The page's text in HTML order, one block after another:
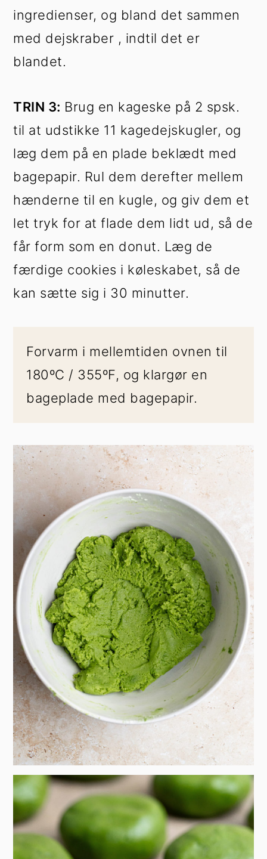
ingredienser, og bland det sammen
med dejskraber , indtil det er
blandet.
TRIN 3: Brug en kageske på 2 spsk.
til at udstikke 11 kagedejskugler, og
læg dem på en plade beklædt med
bagepapir. Rul dem derefter mellem
hænderne til en kugle, og giv dem et
let tryk for at flade dem lidt ud, så de
får form som en donut. Læg de
færdige cookies i køleskabet, så de
kan sætte sig i 30 minutter.
Forvarm i mellemtiden ovnen til
180ºC / 355ºF, og klargør en
bageplade med bagepapir.